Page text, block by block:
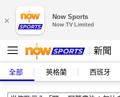
× Now Sports
Now TV Limited
新聞
全部 英格蘭 西班牙